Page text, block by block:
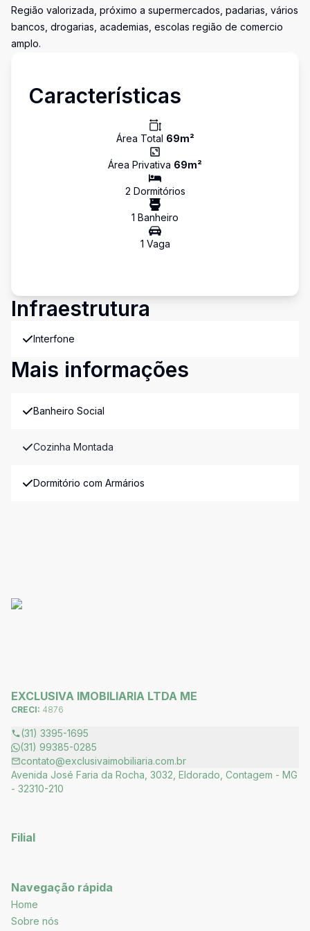
Região valorizada, próximo a supermercados, padarias, vários
bancos, drogarias, academias, escolas região de comercio
amplo.
Características
Área Total 69m²
Área Privativa 69m²
2 Dormitórios
1 Banheiro
1 Vaga
Infraestrutura
Interfone
Mais informações
Banheiro Social
Cozinha Montada
Dormitório com Armários
EXCLUSIVA IMOBILIARIA LTDA ME
CRECI: 4876
(31) 3395-1695
(31) 99385-0285
contato@exclusivaimobiliaria.com.br
Avenida José Faria da Rocha, 3032, Eldorado, Contagem - MG
- 32310-210
Filial
Navegação rápida
Home
Sobre nós